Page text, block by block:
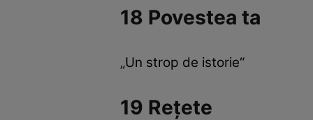
18 Povestea ta
„Un strop de istorie“
19 Reţete